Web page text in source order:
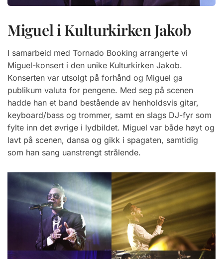
Miguel i Kulturkirken Jakob
I samarbeid med Tornado Booking arrangerte vi
Miguel-konsert i den unike Kulturkirken Jakob.
Konserten var utsolgt på forhånd og Miguel ga
publikum valuta for pengene. Med seg på scenen
hadde han et band bestående av henholdsvis gitar,
keyboard/bass og trommer, samt en slags DJ-fyr som
fylte inn det øvrige i lydbildet. Miguel var både høyt og
lavt på scenen, dansa og gikk i spagaten, samtidig
som han sang uanstrengt strålende.